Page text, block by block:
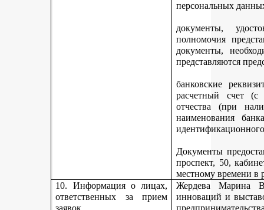
персональных
документы,
полномочия
документы,
представляются
банковские
расчетный счет (с
отчества (при
наименования
Документы
проспект, 50,
местному времени в
10. Информация о лицах,
ответственных за прием
заявок
Жердева Марина
инноваций и